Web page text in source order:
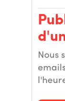
Nous